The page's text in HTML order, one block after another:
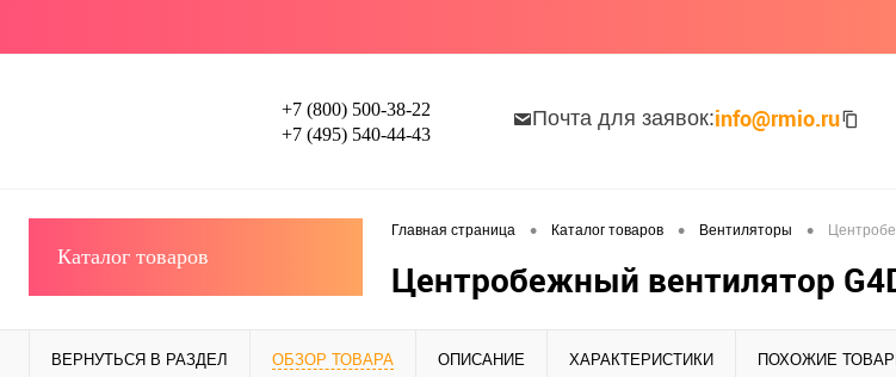
+7 (800) 500-38-22
+7 (495) 540-44-43
Почта для заявок:info@rmio.ru
Каталог товаров
Главная страница • Каталог товаров • Вентиляторы •
Центробежный вентилятор
ВЕРНУТЬСЯ В РАЗДЕЛ ОБЗОР ТОВАРА ОПИСАНИЕ ХАРАКТЕРИСТИКИ ПОХОЖИЕ